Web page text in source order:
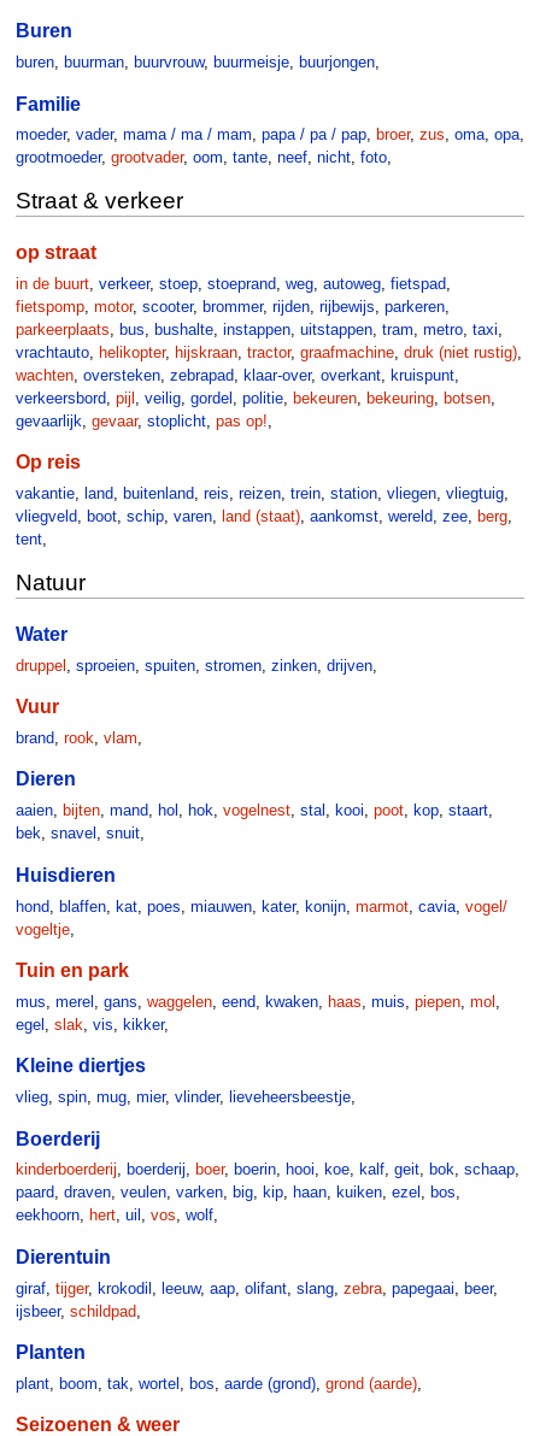
Buren
buren, buurman, buurvrouw, buurmeisje, buurjongen,
Familie
moeder, vader, mama / ma / mam, papa / pa / pap, broer, zus, oma, opa,
grootmoeder, grootvader, oom, tante, neef, nicht, foto,
Straat & verkeer
op straat
in de buurt, verkeer, stoep, stoeprand, weg, autoweg, fietspad,
fietspomp, motor, scooter, brommer, rijden, rijbewijs, parkeren,
parkeerplaats, bus, bushalte, instappen, uitstappen, tram, metro, taxi,
vrachtauto, helikopter, hijskraan, tractor, graafmachine, druk (niet rustig),
wachten, oversteken, zebrapad, klaar-over, overkant, kruispunt,
verkeersbord, pijl , veilig, gordel , politie, bekeuren, bekeuring, botsen,
gevaarlijk, gevaar, stoplicht, pas op!,
Op reis
vakantie, land, buitenland, reis, reizen, trein, station, vliegen, vliegtuig,
vliegveld, boot, schip, varen, land (staat), aankomst, wereld, zee, berg,
tent,
Natuur
Water
druppel sproeien, spuiten, stromen, zinken, drijven,
Vuur
brand, rook, vlam,
Dieren
aaien, bijten, mand, hol , hok, vogelnest, stal , kooi, poot, kop, staart,
bek, snavel , snuit,
Huisdieren
hond blaffen, kat, poes miauwen, kater, konijn, marmot, cavia, vogel/
vogeltje,
Tuin en park
mus, merel , gans, waggelen, eend, kwaken, haas, muis, piepen, mol ,
egel , slak, vis, kikker,
Kleine diertjes
vlieg, spin, mug, mier, vlinder, lieveheersbeestje,
Boerderij
kinderboerderij, boerderij, boer, boerin, hooi, koe, kalf, geit, bok, schaap,
paard, draven, veulen, varken, big, kip, haan, kuiken, ezel , bos,
eekhoorn, hert, uil , vos, wolf,
Dierentuin
giraf, tijger, krokodil leeuw, aap, olifant, slang, zebra, papegaai beer,
ijsbeer, schildpad
Planten
plant, boom, tak, wortel , bos, aarde (grond), grond (aarde),
Seizoenen & weer